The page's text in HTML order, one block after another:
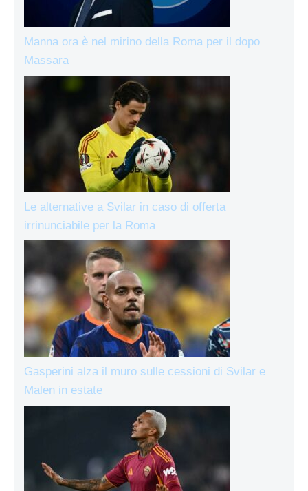
Manna ora è nel mirino della Roma per il dopo
Massara
Le alternative a Svilar in caso di offerta
irrinunciabile per la Roma
Gasperini alza il muro sulle cessioni di Svilar e
Malen in estate